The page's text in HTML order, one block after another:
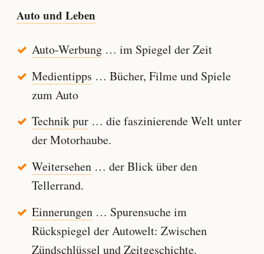
Auto und Leben
Auto-Werbung… im Spiegel der Zeit
Medientipps … Bücher, Filme und Spiele
zum Auto
Technik pur… die faszinierende Welt unter
der Motorhaube.
Weitersehen… der Blick über den
Tellerrand.
Einnerungen… Spurensuche im
Rückspiegel der Autowelt: Zwischen
Zündschlüssel und Zeitgeschichte.